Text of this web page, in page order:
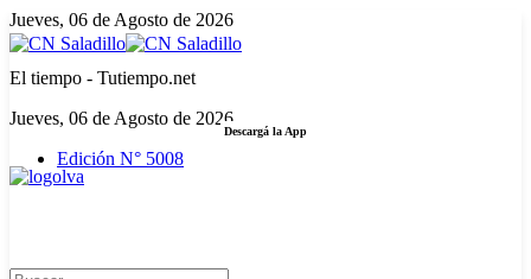
Jueves, 06 de Agosto de 2026
El tiempo - Tutiempo.net
Jueves, 06 de Agosto de 2026
Edición N° 5008
Descargá la App